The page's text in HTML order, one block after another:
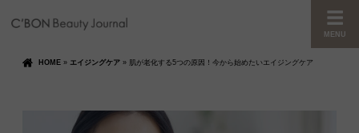
MENU
HOME » エイジングケア » 肌が老化する5つの原因！今から始めたいエイジングケア